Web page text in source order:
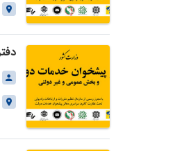
دفتر